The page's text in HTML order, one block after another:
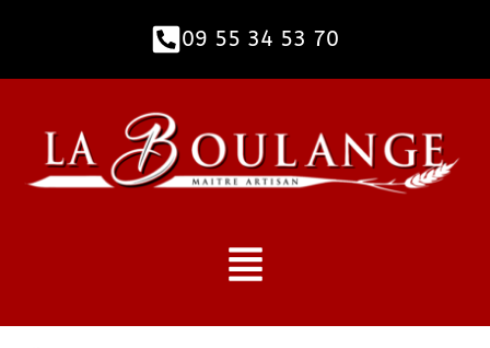
09 55 34 53 70​